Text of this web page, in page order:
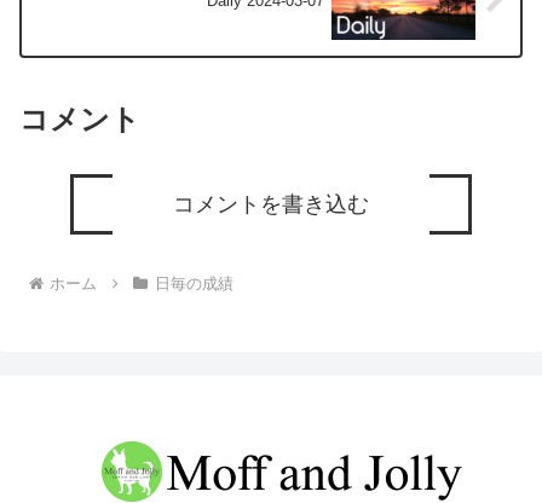
コメント
コメントを書き込む
ホーム 日毎の成績